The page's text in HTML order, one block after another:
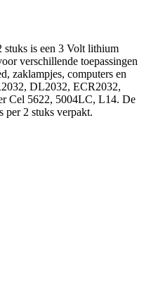
is een 3 Volt lithium
verschillende toepassingen
zaklampjes, computers en
DL2032, ECR2032,
Cel 5622, 5004LC, L14. De
2 stuks verpakt.